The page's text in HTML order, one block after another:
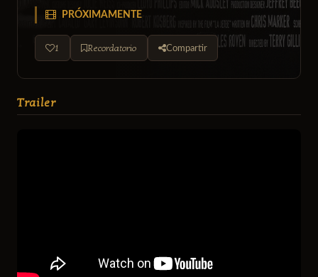
PRÓXIMAMENTE
1 Recordatorio Compartir
Trailer